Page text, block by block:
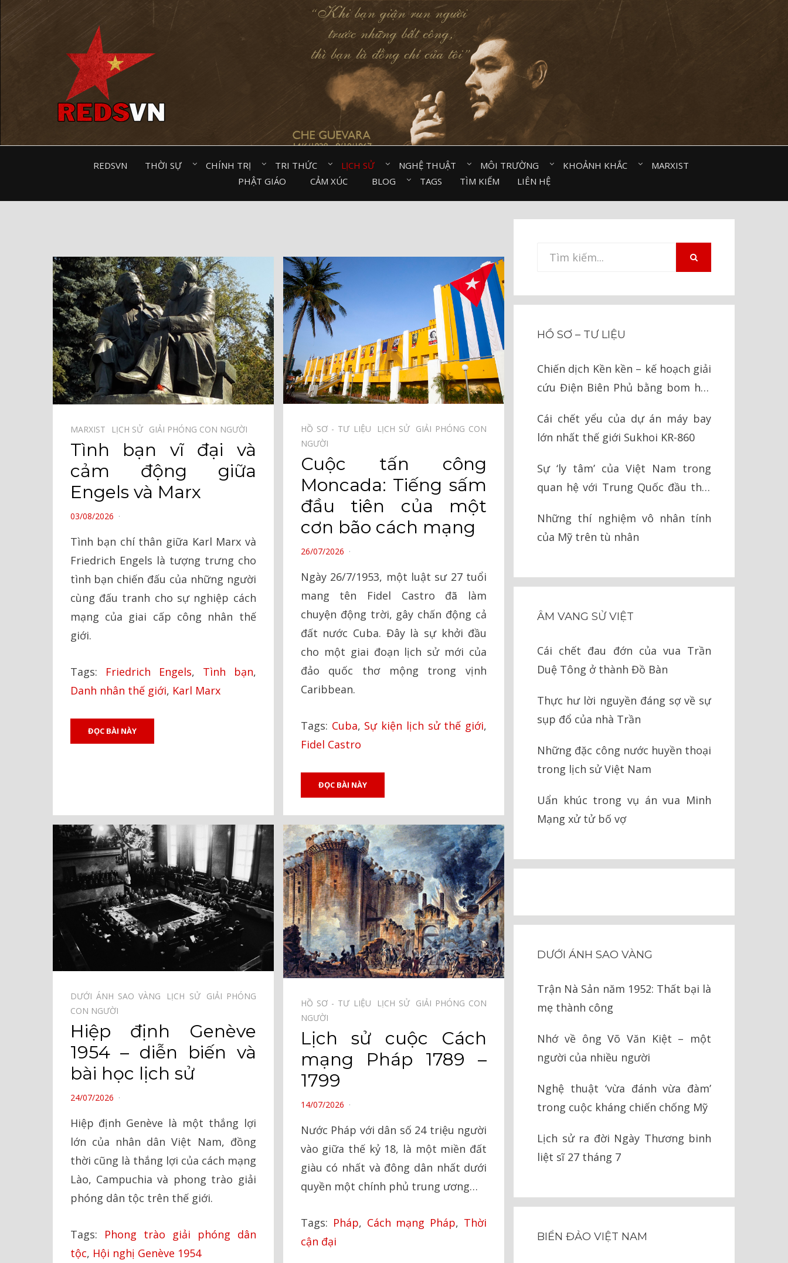
REDSVN THỜI SỰ⠀ CHÍNH TRỊ⠀ TRI THỨC⠀ LỊCH SỬ⠀ NGHỆ THUẬT⠀ MÔI TRƯỜNG⠀ KHOẢNH KHẮC⠀
MARXIST⠀
PHẬT GIÁO⠀
CẢM XÚC⠀ BLOG⠀ TAGS TÌM KIẾM LIÊN HỆ
MARXIST⠀ LỊCH SỬ⠀ GIẢI PHÓNG CON NGƯỜI⠀
Tình bạn vĩ đại và
cảm động giữa
Engels và Marx
POSTED
03/08/2026
Tình bạn chí thân giữa Karl Marx và
Friedrich Engels là tượng trưng cho
tình bạn chiến đấu của những người
cùng đấu tranh cho sự nghiệp cách
mạng của giai cấp công nhân thế
giới.
Tags: Friedrich Engels, Tình bạn,
Danh nhân thế giới, Karl Marx
ĐỌC BÀI NÀY
HỒ SƠ - TƯ LIỆU⠀ LỊCH SỬ⠀ GIẢI PHÓNG CON
NGƯỜI⠀
Cuộc tấn công
Moncada: Tiếng sấm
đầu tiên của một
cơn bão cách mạng
POSTED
26/07/2026
Ngày 26/7/1953, một luật sư 27 tuổi
mang tên Fidel Castro đã làm
chuyện động trời, gây chấn động cả
đất nước Cuba. Đây là sự khởi đầu
cho một giai đoạn lịch sử mới của
đảo quốc thơ mộng trong vịnh
Caribbean.
Tags: Cuba, Sự kiện lịch sử thế giới,
Fidel Castro
ĐỌC BÀI NÀY
DƯỚI ÁNH SAO VÀNG⠀ LỊCH SỬ⠀ GIẢI PHÓNG
CON NGƯỜI⠀
Hiệp định Genève
1954 – diễn biến và
bài học lịch sử
POSTED
24/07/2026
Hiệp định Genève là một thắng lợi
lớn của nhân dân Việt Nam, đồng
thời cũng là thắng lợi của cách mạng
Lào, Campuchia và phong trào giải
phóng dân tộc trên thế giới.
Tags:
Phong trào giải phóng dân
tộc, Hội nghị Genève 1954
HỒ SƠ - TƯ LIỆU⠀ LỊCH SỬ⠀ GIẢI PHÓNG CON
NGƯỜI⠀
Lịch sử cuộc Cách
mạng Pháp 1789 –
1799
POSTED
14/07/2026
Nước Pháp với dân số 24 triệu người
vào giữa thế kỷ 18, là một miền đất
giàu có nhất và đông dân nhất dưới
quyền một chính phủ trung ương…
Tags: Pháp, Cách mạng Pháp, Thời
cận đại
Tìm
HỒ SƠ – TƯ LIỆU
Chiến dịch Kền kền – kế hoạch giải
cứu Điện Biên Phủ bằng bom hạt
Cái chết yểu của dự án máy bay
lớn nhất thế giới Sukhoi KR-860
Sự ‘ly tâm’ của Việt Nam trong
quan hệ với Trung Quốc đầu thời
Những thí nghiệm vô nhân tính
của Mỹ trên tù nhân
ÂM VANG SỬ VIỆT
Cái chết đau đớn của vua Trần
Duệ Tông ở thành Đồ Bàn
Thực hư lời nguyền đáng sợ về sự
sụp đổ của nhà Trần
Những đặc công nước huyền thoại
trong lịch sử Việt Nam
Uẩn khúc trong vụ án vua Minh
Mạng xử tử bố vợ
DƯỚI ÁNH SAO VÀNG
Trận Nà Sản năm 1952: Thất bại là
mẹ thành công
Nhớ về ông Võ Văn Kiệt – một
người của nhiều người
Nghệ thuật ‘vừa đánh vừa đàm’
trong cuộc kháng chiến chống Mỹ
Lịch sử ra đời Ngày Thương binh
liệt sĩ 27 tháng 7
BIỂN ĐẢO VIỆT NAM